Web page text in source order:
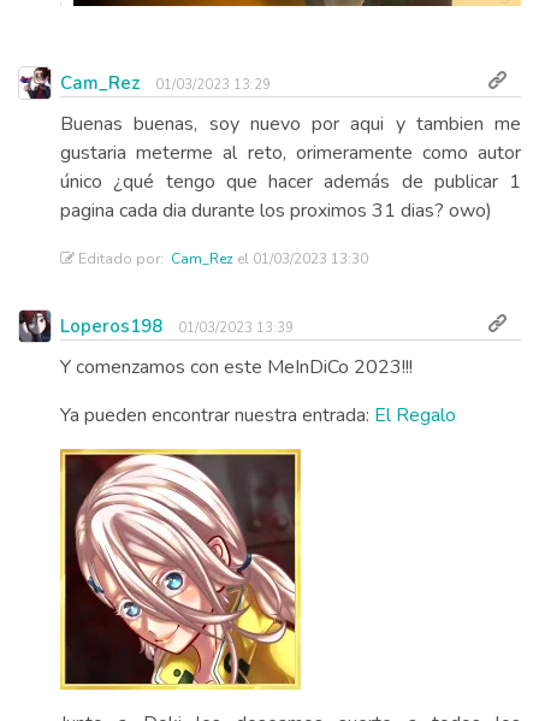
Cam_Rez 01/03/2023 13:29
Buenas buenas, soy nuevo por aqui y tambien me
gustaria meterme al reto, orimeramente como autor
único ¿qué tengo que hacer además de publicar 1
pagina cada dia durante los proximos 31 dias? owo)
Editado por: Cam_Rez el 01/03/2023 13:30
Loperos198 01/03/2023 13:39
Y comenzamos con este MeInDiCo 2023!!!
Ya pueden encontrar nuestra entrada: El Regalo